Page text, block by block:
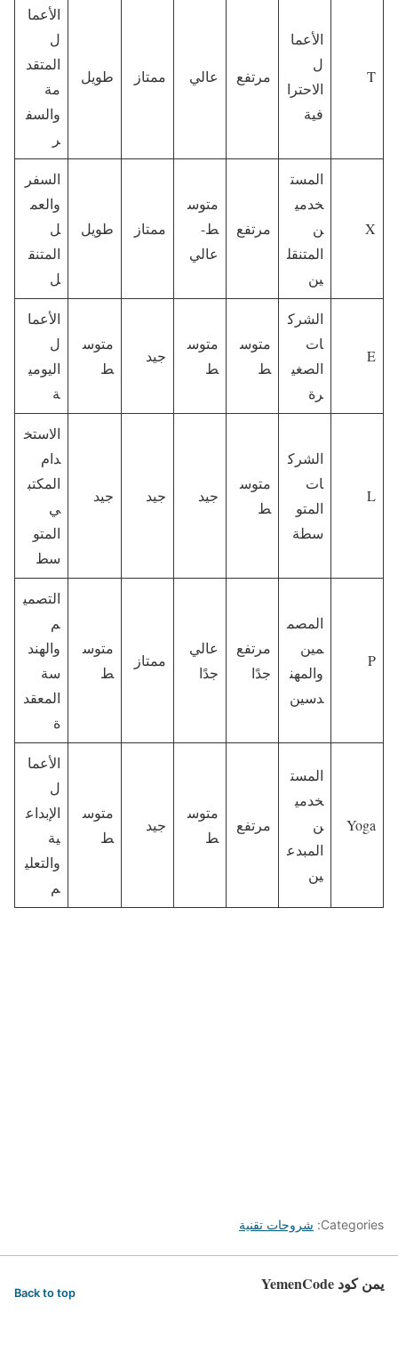
T
الأعما
ل
الاحترا
فية
مرتفع عالي ممتاز طويل
الأعما
ل
المتقد
مة
والسف
ر
X
المست
خدمي
ن
المتنقل
ين
مرتفع
متوس
ط-
عالي
ممتاز طويل
السفر
والعم
ل
المتنق
ل
E
الشرك
ات
الصغي
رة
متوس
ط
متوس
ط
جيد
متوس
ط
الأعما
ل
اليومي
ة
L
الشرك
ات
المتو
سطة
متوس
ط
جيد جيد جيد
الاستخ
دام
المكتب
ي
المتو
سط
P
المصم
مين
والمهن
دسين
مرتفع
جدًا
عالي
جدًا
ممتاز
متوس
ط
التصمي
م
والهند
سة
المعقد
ة
Yoga
المست
خدمي
ن
المبدع
ين
مرتفع
متوس
ط
جيد
متوس
ط
الأعما
ل
الإبداع
ية
والتعلي
م
Categories: شروحات تقنية
يمن كود YemenCode Back to top